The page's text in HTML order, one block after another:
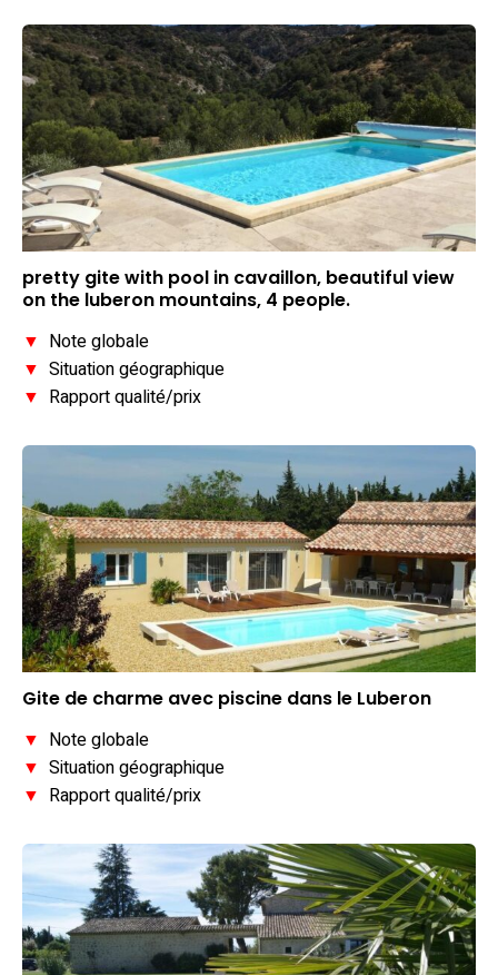
pretty gite with pool in cavaillon, beautiful view
on the luberon mountains, 4 people.
▼ Note globale
▼ Situation géographique
▼ Rapport qualité/prix
Gite de charme avec piscine dans le Luberon
▼ Note globale
▼ Situation géographique
▼ Rapport qualité/prix